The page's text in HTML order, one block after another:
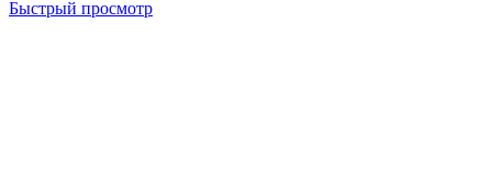
Быстрый просмотр